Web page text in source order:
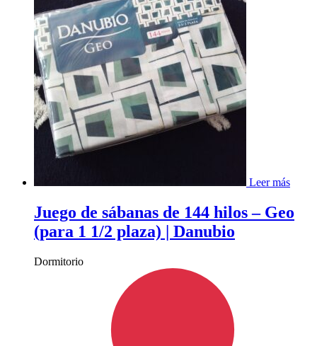
Leer más
Juego de sábanas de 144 hilos – Geo
(para 1 1/2 plaza) | Danubio
Dormitorio